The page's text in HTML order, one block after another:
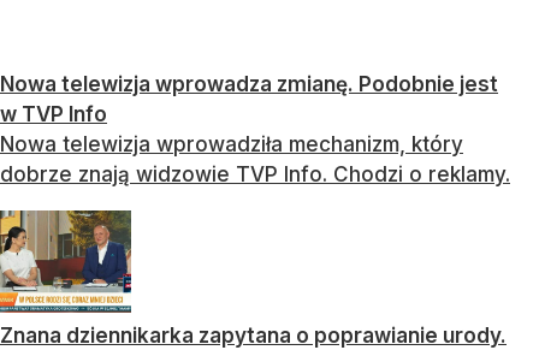
Nowa telewizja wprowadza zmianę. Podobnie jest
w TVP Info
Nowa telewizja wprowadziła mechanizm, który
dobrze znają widzowie TVP Info. Chodzi o reklamy.
Znana dziennikarka zapytana o poprawianie urody.